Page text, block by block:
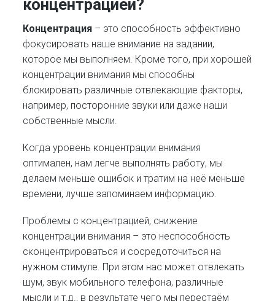
концентрацией?
Концентрация – это способность эффективно
фокусировать наше внимание на задании,
которое мы выполняем. Кроме того, при хорошей
концентрации внимания мы способны
блокировать различные отвлекающие факторы,
например, посторонние звуки или даже наши
собственные мысли.
Когда уровень концентрации внимания
оптимален, нам легче выполнять работу, мы
делаем меньше ошибок и тратим на неё меньше
времени, лучше запоминаем информацию.
Проблемы с концентрацией, снижение
концентрации внимания – это неспособность
сконцентрироваться и сосредоточиться на
нужном стимуле. При этом нас может отвлекать
шум, звук мобильного телефона, различные
мысли и т.д., в результате чего мы перестаём